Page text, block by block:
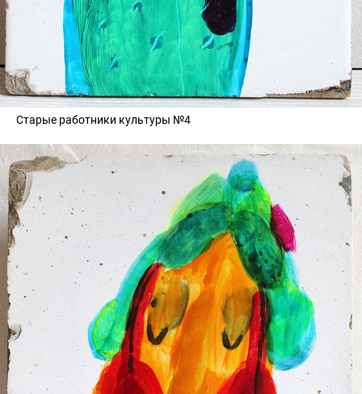
Старые работники культуры №4